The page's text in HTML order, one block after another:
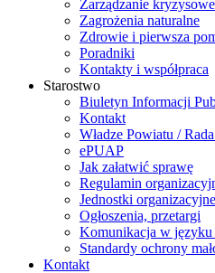
Zarządzanie kryzysowe
Zagrożenia naturalne
Zdrowie i pierwsza
Poradniki
Kontakty i współpraca
Starostwo
Biuletyn Informacji
Kontakt
Władze Powiatu /
ePUAP
Jak załatwić sprawę
Regulamin
Jednostki organizacyjne
Ogłoszenia, przetargi
Komunikacja w
Standardy ochrony
Kontakt